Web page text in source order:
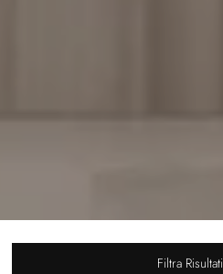
Filtra Risultati